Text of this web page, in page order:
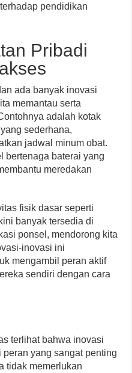
pendidikan
Pribadi
ada banyak inovasi
memantau serta
adalah kotak
sederhana,
jadwal minum obat.
bertenaga baterai yang
meredakan
fisik dasar seperti
banyak tersedia di
ponsel, mendorong kita
inovasi ini
mengambil peran aktif
sendiri dengan cara
terlihat bahwa inovasi
yang sangat penting
tidak memerlukan